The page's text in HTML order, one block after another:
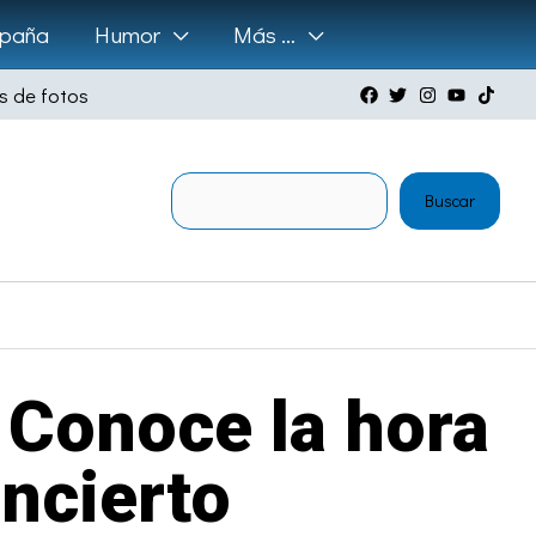
Humor Más …
de fotos
Buscar
la hora